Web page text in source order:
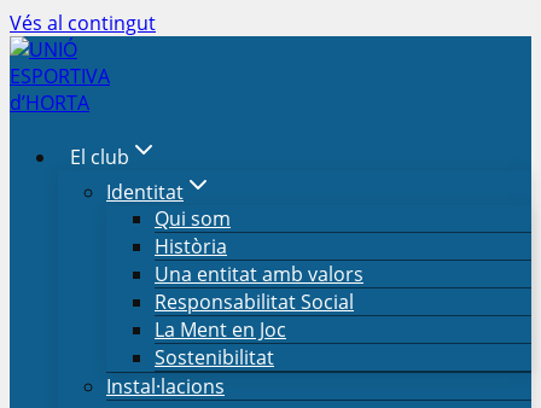
Vés al contingut
El club
Identitat
Qui som
Història
Una entitat amb valors
Responsabilitat Social
La Ment en Joc
Sostenibilitat
Instal·lacions